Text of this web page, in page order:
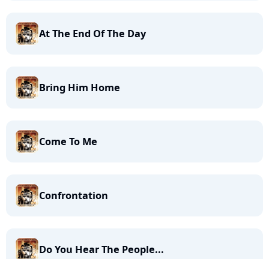
At The End Of The Day
Bring Him Home
Come To Me
Confrontation
Do You Hear The People...